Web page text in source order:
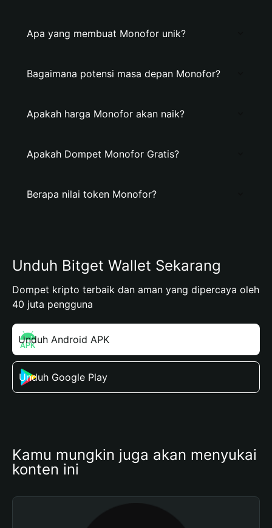
Apa yang membuat Monofor unik?
Bagaimana potensi masa depan Monofor?
Apakah harga Monofor akan naik?
Apakah Dompet Monofor Gratis?
Berapa nilai token Monofor?
Unduh Bitget Wallet Sekarang
Dompet kripto terbaik dan aman yang dipercaya oleh
40 juta pengguna
Unduh Android APK
Unduh Google Play
Kamu mungkin juga akan menyukai
konten ini